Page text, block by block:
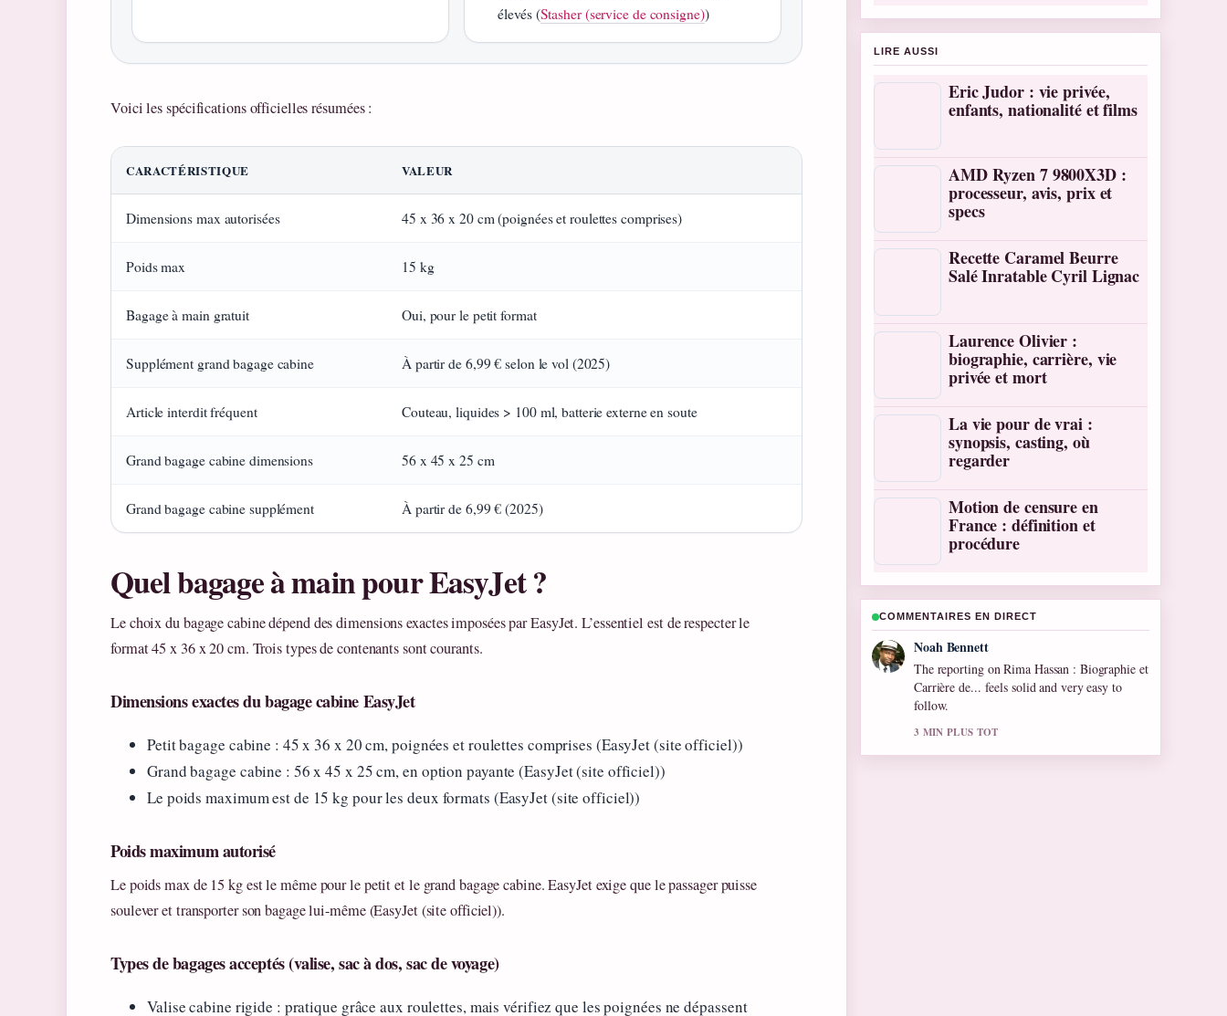
élevés (Stasher (service de consigne))
Voici les spécifications officielles résumées :
CARACTÉRISTIQUE VALEUR
Dimensions max autorisées 45 x 36 x 20 cm (poignées et roulettes comprises)
Poids max 15 kg
Bagage à main gratuit Oui, pour le petit format
Supplément grand bagage cabine À partir de 6,99 € selon le vol (2025)
Article interdit fréquent Couteau, liquides > 100 ml, batterie externe en soute
Grand bagage cabine dimensions 56 x 45 x 25 cm
Grand bagage cabine supplément À partir de 6,99 € (2025)
Quel bagage à main pour EasyJet ?
Le choix du bagage cabine dépend des dimensions exactes imposées par EasyJet. L’essentiel est de respecter le
format 45 x 36 x 20 cm. Trois types de contenants sont courants.
Dimensions exactes du bagage cabine EasyJet
Petit bagage cabine : 45 x 36 x 20 cm, poignées et roulettes comprises (EasyJet (site officiel))
Grand bagage cabine : 56 x 45 x 25 cm, en option payante (EasyJet (site officiel))
Le poids maximum est de 15 kg pour les deux formats (EasyJet (site officiel))
Poids maximum autorisé
Le poids max de 15 kg est le même pour le petit et le grand bagage cabine. EasyJet exige que le passager puisse
soulever et transporter son bagage lui-même (EasyJet (site officiel)).
Types de bagages acceptés (valise, sac à dos, sac de voyage)
Valise cabine rigide : pratique grâce aux roulettes, mais vérifiez que les poignées ne dépassent
LIRE AUSSI
Eric Judor : vie privée,
enfants, nationalité et films
AMD Ryzen 7 9800X3D :
processeur, avis, prix et
specs
Recette Caramel Beurre
Salé Inratable Cyril Lignac
Laurence Olivier :
biographie, carrière, vie
privée et mort
La vie pour de vrai :
synopsis, casting, où
regarder
Motion de censure en
France : définition et
procédure
COMMENTAIRES EN DIRECT
Elin Holm
Good verification work around Alain Robert :
les chutes, records et.... More outlets should
write like this.
5 MIN PLUS TOT